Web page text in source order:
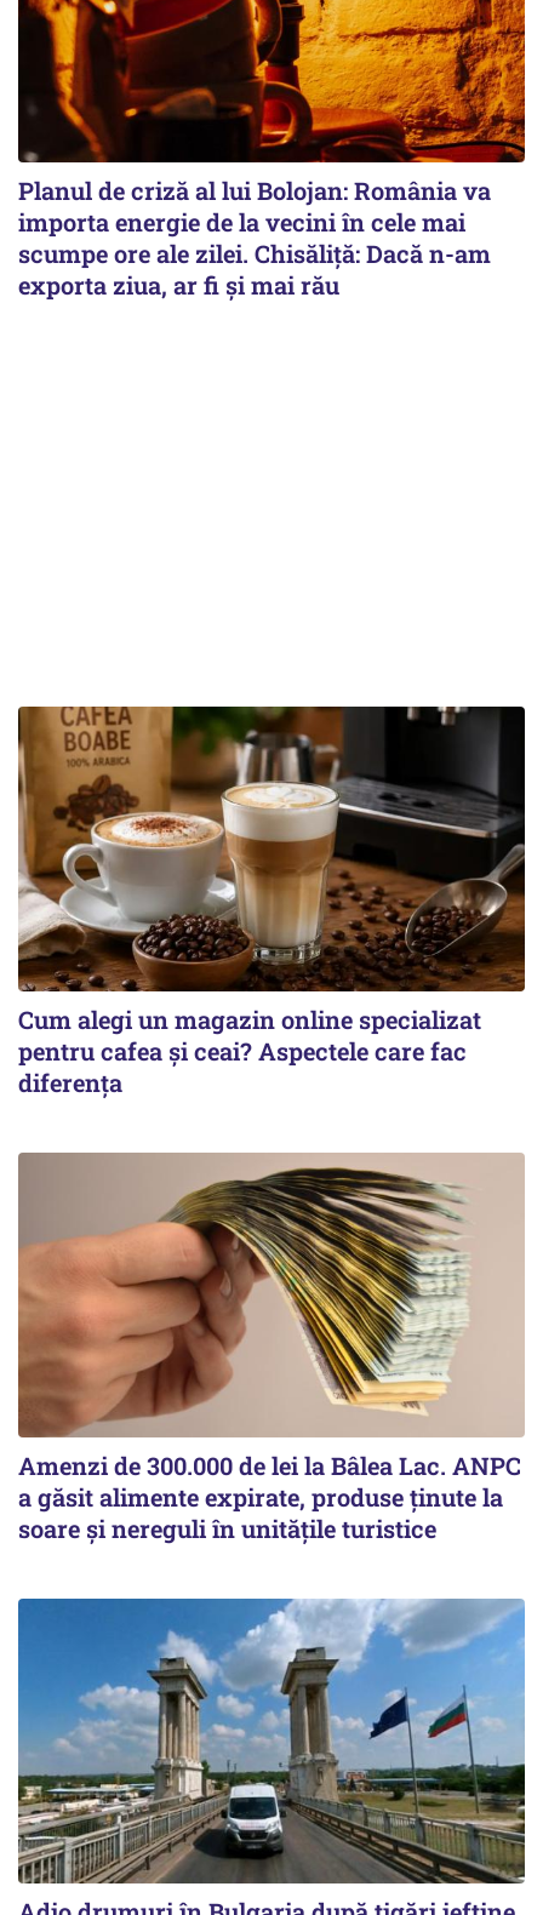
Planul de criză al lui Bolojan: România va
importa energie de la vecini în cele mai
scumpe ore ale zilei. Chisăliță: Dacă n-am
exporta ziua, ar fi și mai rău
Cum alegi un magazin online specializat
pentru cafea și ceai? Aspectele care fac
diferența
Amenzi de 300.000 de lei la Bâlea Lac. ANPC
a găsit alimente expirate, produse ținute la
soare și nereguli în unitățile turistice